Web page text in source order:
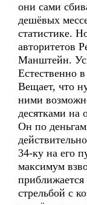
они сами
дешёвых
статистике.
авторитетов
Манштейн.
Естественно в
Вещает, что
ними
десятками на
Он по
34-ку на его
максимум
стрельбой с